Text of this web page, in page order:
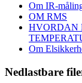
Om IR-
OM RMS
HVORDAN
Om
Nedlastbare